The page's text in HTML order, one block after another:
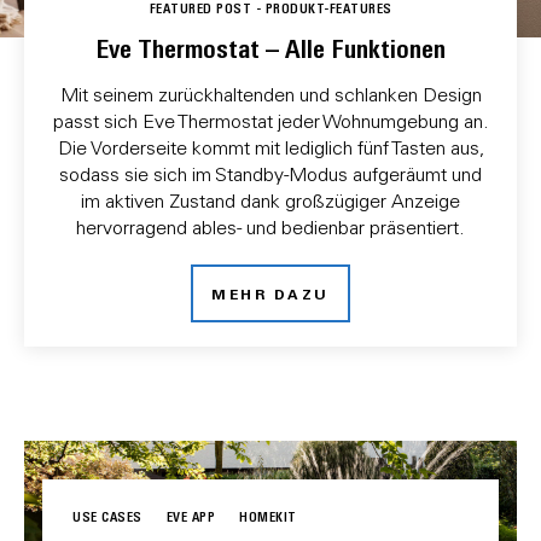
FEATURED POST - PRODUKT-FEATURES
Eve Thermostat – Alle Funktionen
Mit seinem zurückhaltenden und schlanken Design
passt sich Eve Thermostat jeder Wohnumgebung an.
Die Vorderseite kommt mit lediglich fünf Tasten aus,
sodass sie sich im Standby-Modus aufgeräumt und
im aktiven Zustand dank großzügiger Anzeige
hervorragend ables- und bedienbar präsentiert.
MEHR DAZU
USE CASES EVE APP HOMEKIT